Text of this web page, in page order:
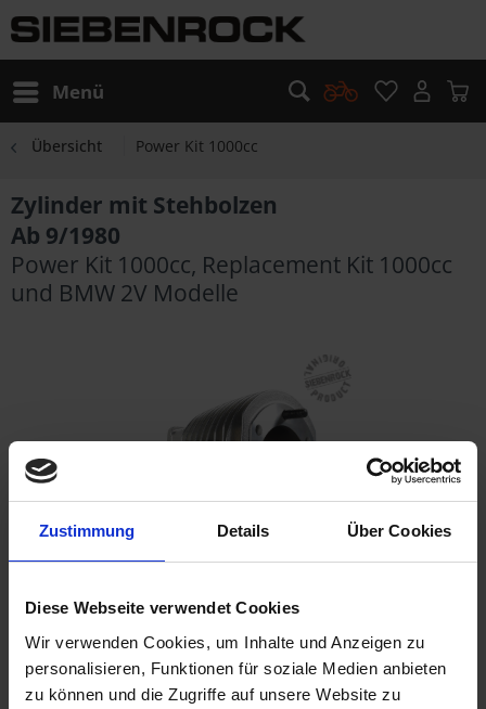
Zustimmung Details Über Cookies
Diese Webseite verwendet Cookies
Wir verwenden Cookies, um Inhalte und Anzeigen zu
personalisieren, Funktionen für soziale Medien anbieten
zu können und die Zugriffe auf unsere Website zu
Menü
Übersicht Power Kit 1000cc
Zylinder mit Stehbolzen
Ab 9/1980
Power Kit 1000cc, Replacement Kit 1000cc
und BMW 2V Modelle
328,00 €
inkl. ges. USt.,zzgl. Versandkosten
Sofort versandfertig, Lieferzeit ca. 2-4 Werktage innerhalb
Deutschlands